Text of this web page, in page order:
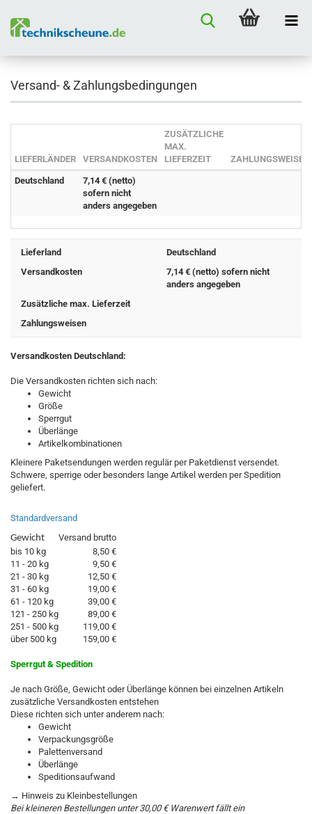
Versand- & Zahlungsbedingungen
LIEFERLÄNDER VERSANDKOSTEN
ZUSÄTZLICHE
MAX.
LIEFERZEIT
ZAHLUNGSWEISEN
Deutschland
7,14 € (netto)
sofern nicht
anders angegeben
Lieferland
Deutschland
Versandkosten
7,14 € (netto) sofern nicht
anders angegeben
Zusätzliche max. Lieferzeit
Zahlungsweisen
Versandkosten Deutschland:
Die Versandkosten richten sich nach:
Gewicht
Größe
Sperrgut
Überlänge
Artikelkombinationen
Kleinere Paketsendungen werden regulär per Paketdienst versendet.
Schwere, sperrige oder besonders lange Artikel werden per Spedition
geliefert.
Standardversand
Gewicht
Versand brutto
bis 10 kg
8,50 €
11 - 20 kg
9,50 €
21 - 30 kg
12,50 €
31 - 60 kg
19,00 €
61 - 120 kg
39,00 €
121 - 250 kg
89,00 €
251 - 500 kg
119,00 €
über 500 kg
159,00 €
Sperrgut & Spedition
Je nach Größe, Gewicht oder Überlänge können bei einzelnen Artikeln
zusätzliche Versandkosten entstehen
Diese richten sich unter anderem nach:
Gewicht
Verpackungsgröße
Palettenversand
Überlänge
Speditionsaufwand
→ Hinweis zu Kleinbestellungen
Bei kleineren Bestellungen unter 30,00 € Warenwert fällt ein